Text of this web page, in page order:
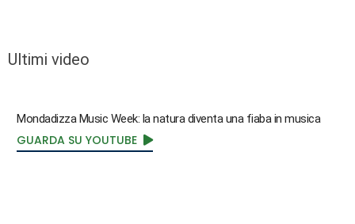
Ultimi video
Mondadizza Music Week: la natura diventa una fiaba in musica
GUARDA SU YOUTUBE